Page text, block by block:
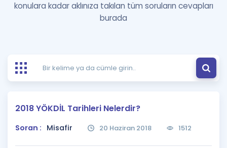
Şifremi Hatırlamıyorum
Ücretsiz Kaynaklar
Puan Hesaplama
Rehberlik Aracı
Blog
İngilizce Gramer
Hakkımızda
konulara kadar aklınıza takılan tüm soruların cevapları
burada
2018 YÖKDİL Tarihleri Nelerdir?
Soran : Misafir 20 Haziran 2018 1512